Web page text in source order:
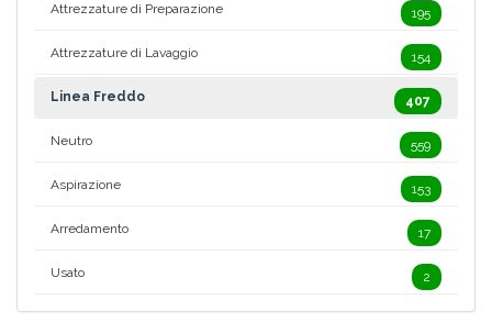
Attrezzature di Preparazione 195
Attrezzature di Lavaggio 154
Linea Freddo 407
Neutro 559
Aspirazione 153
Arredamento 17
Usato 2